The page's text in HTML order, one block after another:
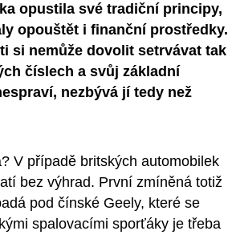
opustila své tradiční principy,
opouštět i finanční prostředky.
si nemůže dovolit setrvávat tak
číslech a svůj základní
nezbývá jí tedy než
V případě britských automobilek
bez výhrad. První zmíněná totiž
pod čínské Geely, které se
spalovacími sporťáky je třeba